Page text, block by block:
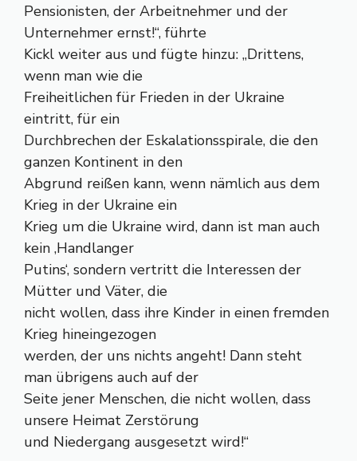
Pensionisten, der Arbeitnehmer und der
Unternehmer ernst!“, führte
Kickl weiter aus und fügte hinzu: „Drittens,
wenn man wie die
Freiheitlichen für Frieden in der Ukraine
eintritt, für ein
Durchbrechen der Eskalationsspirale, die den
ganzen Kontinent in den
Abgrund reißen kann, wenn nämlich aus dem
Krieg in der Ukraine ein
Krieg um die Ukraine wird, dann ist man auch
kein ‚Handlanger
Putins‘, sondern vertritt die Interessen der
Mütter und Väter, die
nicht wollen, dass ihre Kinder in einen fremden
Krieg hineingezogen
werden, der uns nichts angeht! Dann steht
man übrigens auch auf der
Seite jener Menschen, die nicht wollen, dass
unsere Heimat Zerstörung
und Niedergang ausgesetzt wird!“